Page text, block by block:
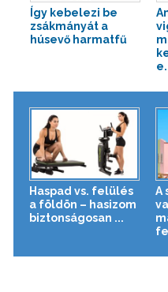
Így kebelezi be
zsákmányát a
húsevő harmatfű
Haspad vs. felülés
a földön – hasizom
biztonságosan ...
A